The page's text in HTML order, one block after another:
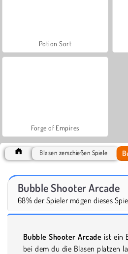
Potion Sort
Forge of Empires
Blasen zerschießen Spiele
Bubble Shooter Arcade
68% der Spieler mögen dieses
Bubble Shooter Arcade ist ein
bei dem du die Blasen platzen